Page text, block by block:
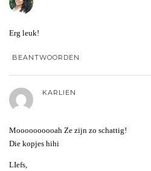
Erg leuk!
BEANTWOORDEN
KARLIEN
Moooooooooah Ze zijn zo schattig!
Die kopjes hihi
LIefs,